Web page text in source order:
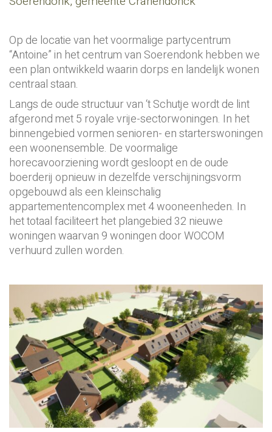
Op de locatie van het voormalige partycentrum
“Antoine” in het centrum van Soerendonk hebben we
een plan ontwikkeld waarin dorps en landelijk wonen
centraal staan.
Langs de oude structuur van ‘t Schutje wordt de lint
afgerond met 5 royale vrije-sectorwoningen. In het
binnengebied vormen senioren- en starterswoningen
een woonensemble. De voormalige
horecavoorziening wordt gesloopt en de oude
boerderij opnieuw in dezelfde verschijningsvorm
opgebouwd als een kleinschalig
appartementencomplex met 4 wooneenheden. In
het totaal faciliteert het plangebied 32 nieuwe
woningen waarvan 9 woningen door WOCOM
verhuurd zullen worden.